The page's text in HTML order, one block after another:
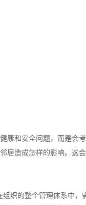
康和安全问题，而是会
居造成怎样的影响。这
织的整个管理体系中